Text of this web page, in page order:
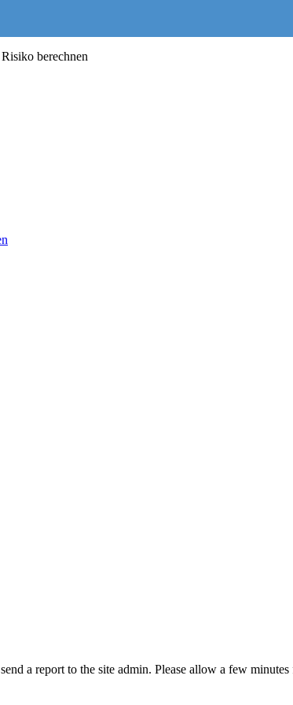
berechnen
a report to the site admin. Please allow a few minutes